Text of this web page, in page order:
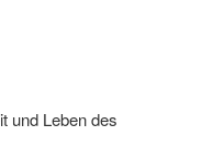
und Leben des